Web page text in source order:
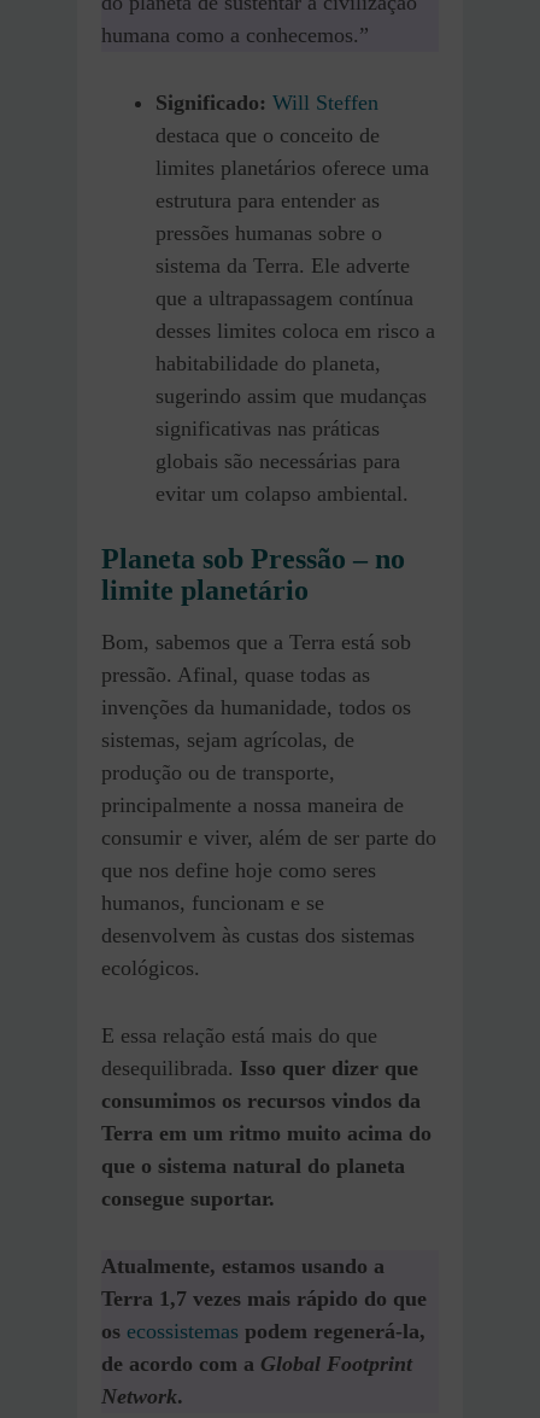
humana como a conhecemos.”
Significado: Will Steffen
destaca que o conceito de
limites planetários oferece uma
estrutura para entender as
pressões humanas sobre o
sistema da Terra. Ele adverte
que a ultrapassagem contínua
desses limites coloca em risco a
habitabilidade do planeta,
sugerindo assim que mudanças
significativas nas práticas
globais são necessárias para
evitar um colapso ambiental.
Planeta sob Pressão – no
limite planetário
Bom, sabemos que a Terra está sob
pressão. Afinal, quase todas as
invenções da humanidade, todos os
sistemas, sejam agrícolas, de
produção ou de transporte,
principalmente a nossa maneira de
consumir e viver, além de ser parte do
que nos define hoje como seres
humanos, funcionam e se
desenvolvem às custas dos sistemas
ecológicos.
E essa relação está mais do que
desequilibrada. Isso quer dizer que
consumimos os recursos vindos da
Terra em um ritmo muito acima do
que o sistema natural do planeta
consegue suportar.
Atualmente, estamos usando a
Terra 1,7 vezes mais rápido do que
os ecossistemas podem regenerá-la,
de acordo com a Global Footprint
Network.